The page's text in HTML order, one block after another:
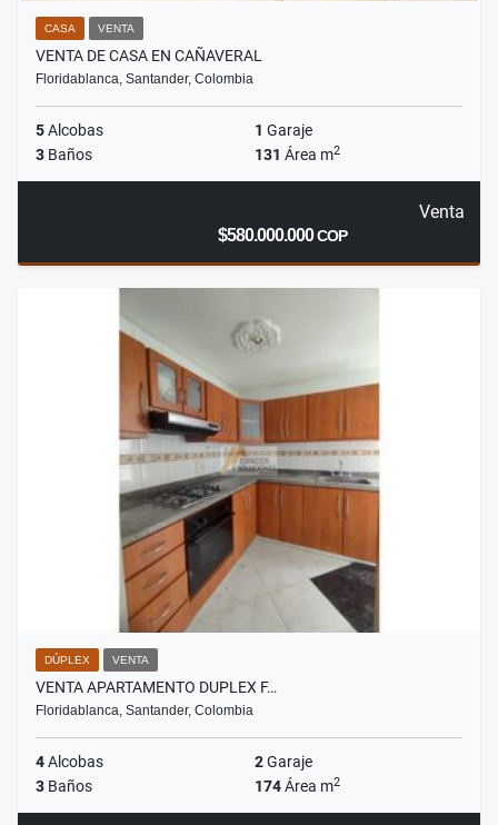
CASA VENTA
VENTA DE CASA EN CAÑAVERAL
Floridablanca, Santander, Colombia
5Alcobas 1 Garaje
3 Baños 131 Área m2
Venta
$580.000.000COP
DÚPLEX VENTA
VENTA APARTAMENTO DUPLEX F…
Floridablanca, Santander, Colombia
4Alcobas 2Garaje
3 Baños 174Área m2